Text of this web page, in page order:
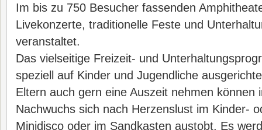
Im bis zu 750 Besucher fassenden
Livekonzerte, traditionelle Feste und
veranstaltet.
Das vielseitige Freizeit- und
speziell auf Kinder und Jugendliche
Eltern auch gern eine Auszeit nehmen können
Nachwuchs sich nach Herzenslust im Kinder-
Minidisco oder im Sandkasten austobt. Es